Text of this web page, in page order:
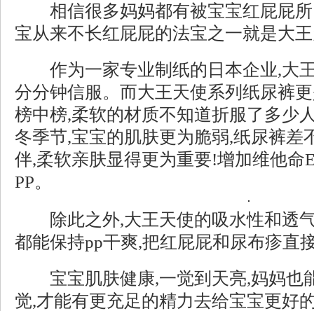
相信很多妈妈都有被宝宝红屁屁所
宝从来不长红屁屁的法宝之一就是大
作为一家专业制纸的日本企业,大
分分钟信服。而大王天使系列纸尿裤
榜中榜,柔软的材质不知道折服了多少
冬季节,宝宝的肌肤更为脆弱,纸尿裤差
伴,柔软亲肤显得更为重要!增加维他命
PP。
除此之外,大王天使的吸水性和透
都能保持pp干爽,把红屁屁和尿布疹直
宝宝肌肤健康,一觉到天亮,妈妈也
觉,才能有更充足的精力去给宝宝更好